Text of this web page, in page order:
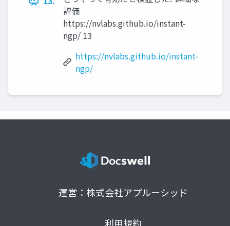
評価
https://nvlabs.github.io/instant-
ngp/ 13
https://nvlabs.github.io/instant-
ngp/
運営：株式会社アプルーシッド
利用規約